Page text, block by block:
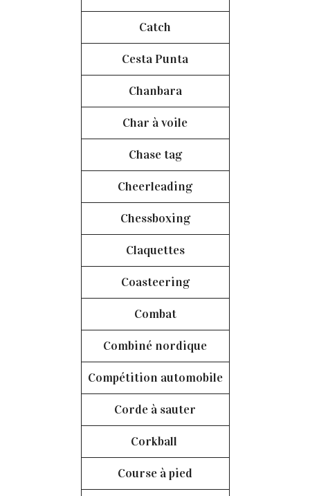
Catch
Cesta Punta
Chanbara
Char à voile
Chase tag
Cheerleading
Chessboxing
Claquettes
Coasteering
Combat
Combiné nordique
Compétition automobile
Corde à sauter
Corkball
Course à pied